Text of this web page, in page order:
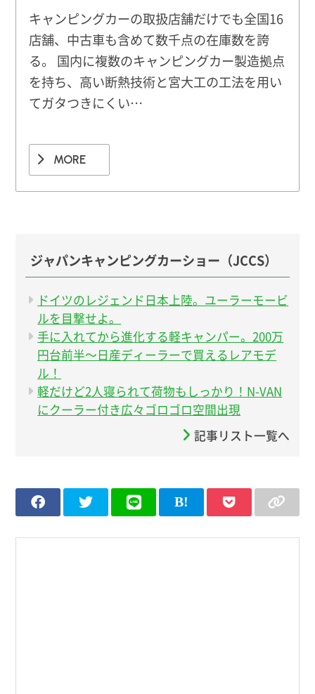
キャンピングカーの取扱店舗だけでも全国16
店舗、中古車も含めて数千点の在庫数を誇
る。 国内に複数のキャンピングカー製造拠点
を持ち、高い断熱技術と宮大工の工法を用い
てガタつきにくい…
MORE
ジャパンキャンピングカーショー（JCCS）
ドイツのレジェンド日本上陸。ユーラーモービ
ルを目撃せよ。
手に入れてから進化する軽キャンパー。200万
円台前半〜日産ディーラーで買えるレアモデ
ル！
軽だけど2人寝られて荷物もしっかり！N-VAN
にクーラー付き広々ゴロゴロ空間出現
記事リスト一覧へ